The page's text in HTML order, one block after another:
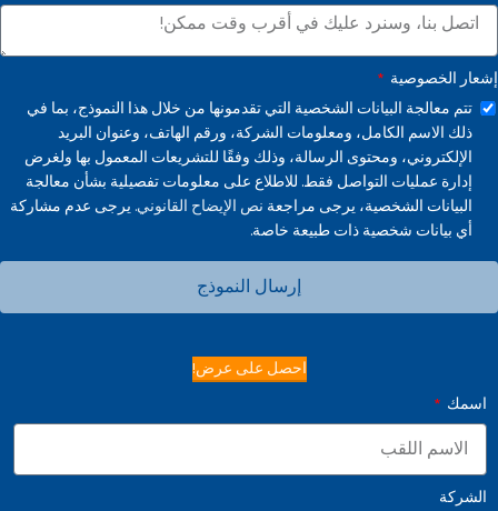
إشعار الخصوصية
تتم معالجة البيانات الشخصية التي تقدمونها من خلال هذا النموذج، بما في
ذلك الاسم الكامل، ومعلومات الشركة، ورقم الهاتف، وعنوان البريد
الإلكتروني، ومحتوى الرسالة، وذلك وفقًا للتشريعات المعمول بها ولغرض
إدارة عمليات التواصل فقط. للاطلاع على معلومات تفصيلية بشأن معالجة
البيانات الشخصية، يرجى مراجعة نص الإيضاح القانوني.يرجى عدم مشاركة
أي بيانات شخصية ذات طبيعة خاصة.
إرسال النموذج
احصل على عرض!
اسمك
الشركة